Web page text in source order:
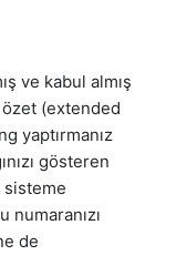
ve kabul almış
(extended
yaptırmanız
gösteren
sisteme
de